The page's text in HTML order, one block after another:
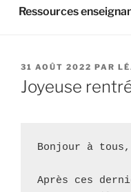
Ressources
PUBLIÉ
LE
31 AOÛT 2022 PAR
Joyeuse
Bonjour à tous,
Après ces